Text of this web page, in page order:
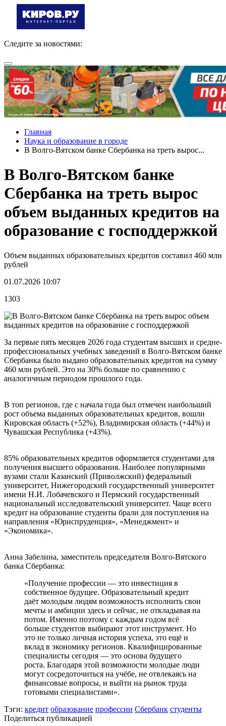
Следите за новостями:
Главная
Наука и образование в городе
В Волго-Вятском банке Сбербанка на треть вырос...
В Волго-Вятском банке
Сбербанка на треть вырос
объем выданных кредитов на
образование с господдержкой
Объем выданных образовательных кредитов составил 460 млн
рублей
01.07.2026 10:07
1303
За первые пять месяцев 2026 года студентам высших и средне-
профессиональных учебных заведений в Волго-Вятском банке
Сбербанка было выдано образовательных кредитов на сумму
460 млн рублей. Это на 30% больше по сравнению с
аналогичным периодом прошлого года.
В топ регионов, где с начала года был отмечен наибольший
рост объема выданных образовательных кредитов, вошли
Кировская область (+52%), Владимирская область (+44%) и
Чувашская Республика (+43%).
85% образовательных кредитов оформляется студентами для
получения высшего образования. Наиболее популярными
вузами стали Казанский (Приволжский) федеральный
университет, Нижегородский государственный университет
имени Н.И. Лобачевского и Пермский государственный
национальный исследовательский университет. Чаще всего
кредит на образование студенты брали для поступления на
направления «Юриспруденция», «Менеджмент» и
«Экономика».
Анна Забелина, заместитель председателя Волго-Вятского
банка Сбербанка:
«Получение профессии — это инвестиция в
собственное будущее. Образовательный кредит
даёт молодым людям возможность исполнить свои
мечты и амбиции здесь и сейчас, не откладывая на
потом. Именно поэтому с каждым годом всё
больше студентов выбирают этот инструмент. Но
это не только личная история успеха, это ещё и
вклад в экономику регионов. Квалифицированные
специалисты сегодня — это основа будущего
роста. Благодаря этой возможности молодые люди
могут сосредоточиться на учёбе, не отвлекаясь на
финансовые вопросы, и выйти на рынок труда
готовыми специалистами».
Тэги: кредит образование профессии Сбербанк студенты
Поделиться публикацией